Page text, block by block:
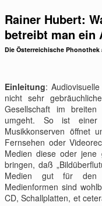
Rainer Hubert:
betreibt man ein
Die Österreichische
Einleitung:
nicht sehr
Gesellschaft im
umgeht. So ist einer
Musikkonserven öffnet
Fernsehen oder
Medien diese oder jene
bringen, daß
Medien gut für den
Medienformen sind
CD, Schallplatten, et